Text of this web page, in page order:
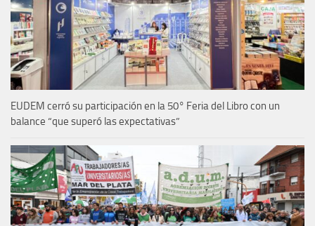
EUDEM cerró su participación en la 50° Feria del Libro con un
balance “que superó las expectativas”